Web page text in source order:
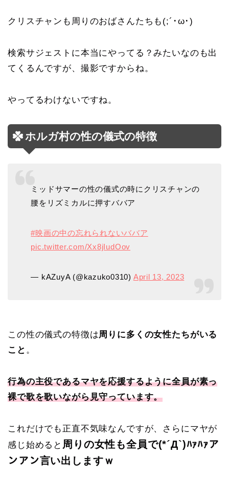
クリスチャンも周りのおばさんたちも(;´･ω･)
検索サジェストに本当にやってる？みたいなのも出
てくるんですが、撮影ですからね。
やってるわけないですね。
ホルガ村の性の儀式の特徴
ミッドサマーの性の儀式の時にクリスチャンの
腰をリズミカルに押すババア
#映画の中の忘れられないババア
pic.twitter.com/Xx8jIudOov
— kAZuyA (@kazuko0310) April 13, 2023
この性の儀式の特徴は周りに多くの女性たちがいる
こと 。
行為の主役であるマヤを応援するように全員が素っ
裸で歌を歌いながら見守っています。
これだけでも正直不気味なんですが、さらにマヤが
感じ始めると 周りの女性も全員で(*´Д`)ﾊｧﾊｧア
ンアン言い出しますｗ